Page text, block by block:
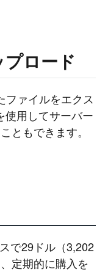
ロード
ファイルをエクス
使用してサーバー
ともできます。
で29ドル（3,202
定期的に購入を